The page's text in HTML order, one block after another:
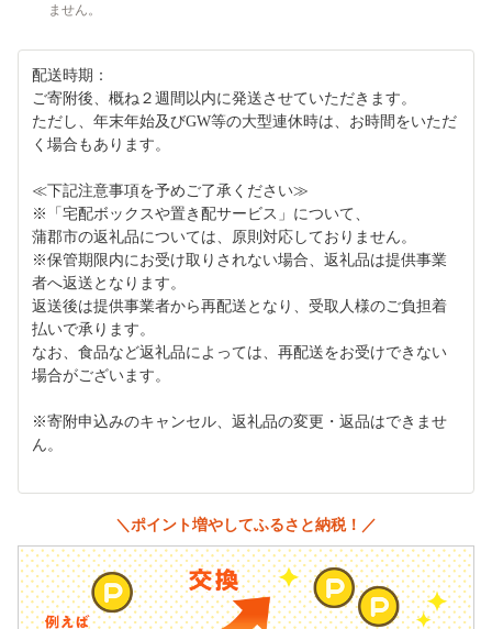
ません。
配送時期：
ご寄附後、概ね２週間以内に発送させていただきます。
ただし、年末年始及びGW等の大型連休時は、お時間をいただ
く場合もあります。
≪下記注意事項を予めご了承ください≫
※「宅配ボックスや置き配サービス」について、
蒲郡市の返礼品については、原則対応しておりません。
※保管期限内にお受け取りされない場合、返礼品は提供事業
者へ返送となります。
返送後は提供事業者から再配送となり、受取人様のご負担着
払いで承ります。
なお、食品など返礼品によっては、再配送をお受けできない
場合がございます。
※寄附申込みのキャンセル、返礼品の変更・返品はできませ
ん。
＼ポイント増やしてふるさと納税！／